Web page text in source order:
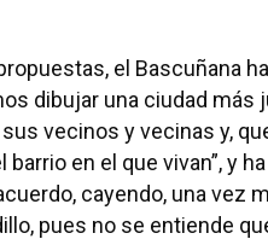
el Bascuñana
dibujar una ciudad más
vecinos y vecinas y,
en el que vivan”, y
cayendo, una vez
pues no se entiende